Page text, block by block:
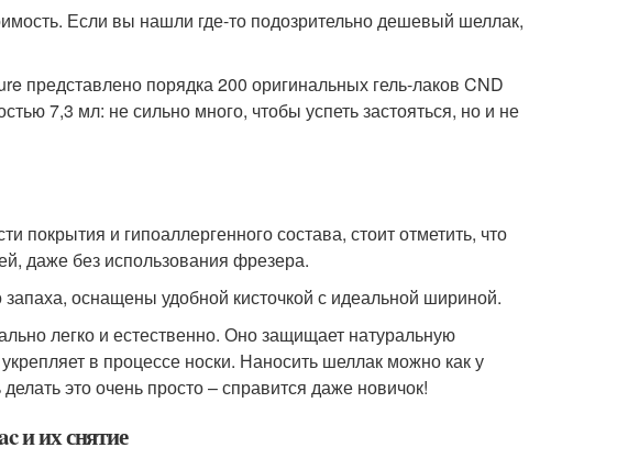
Если вы нашли где-то подозрительно дешевый шеллак,
представлено порядка 200 оригинальных гель-лаков CND
7,3 мл: не сильно много, чтобы успеть застояться, но и не
и гипоаллергенного состава, стоит отметить, что
даже без использования фрезера.
оснащены удобной кисточкой с идеальной шириной.
легко и естественно. Оно защищает натуральную
в процессе носки. Наносить шеллак можно как у
это очень просто – справится даже новичок!
и их снятие